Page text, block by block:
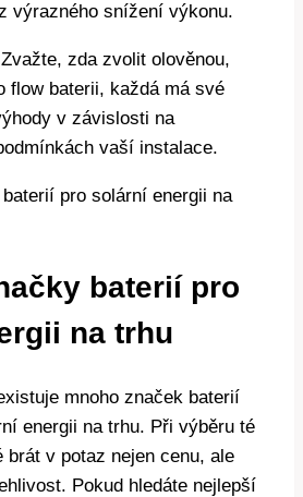
výrazného snížení výkonu.
Zvažte, zda zvolit olověnou,
flow baterii, každá má své
v závislosti na
vaší instalace.
baterií pro
na trhu
mnoho značek baterií
energii na trhu. Při výběru té
brát v potaz nejen cenu, ale
Pokud hledáte nejlepší